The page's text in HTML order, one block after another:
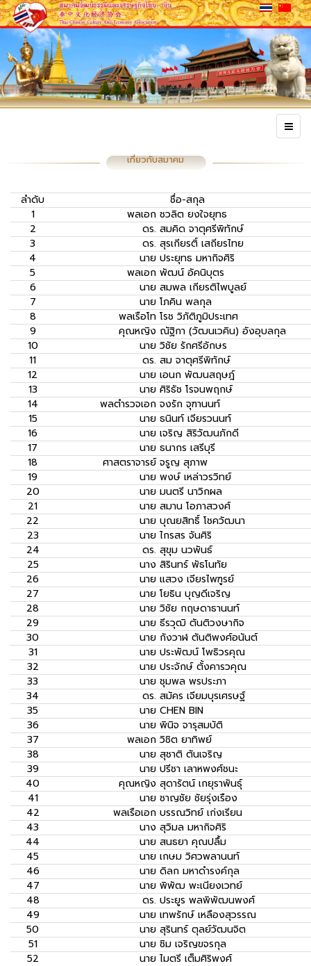
เกี่ยวกับสมาคม
ลำดับ
ชื่อ-สกุล
1
พลเอก ชวลิต ยงใจยุทธ
2
ดร. สมคิด จาตุศรีพิทักษ์
3
ดร. สุรเกียรติ์ เสถียรไทย
4
นาย ประยุทธ มหากิจศิริ
5
พลเอก พัฒน์ อัคนิบุตร
6
นาย สมพล เกียรติไพบูลย์
7
นาย โภคิน พลกุล
8
พลเรือโท โรช วิภัติภูมิประเทศ
9
คุณหญิง ณัฐิกา (วัฒนเวคิน) อังอุบลกุล
10
นาย วิชัย รักศรีอักษร
11
ดร. สม จาตุศรีพิทักษ์
12
นาย เอนก พัฒนสฤษฎ์
13
นาย ศิริธัช โรจนพฤกษ์
14
พลตำรวจเอก จงรัก จุฑานนท์
15
นาย ธนินท์ เจียรวนนท์
16
นาย เจริญ สิริวัฒนภักดี
17
นาย ธนากร เสรีบุรี
18
ศาสตราจารย์ จรูญ สุภาพ
19
นาย พงษ์ เหล่าวรวิทย์
20
นาย มนตรี นาวิกผล
21
นาย สมาน โอภาสวงศ์
22
นาย บุณยสิทธิ์ โชควัฒนา
23
นาย ไกรสร จันศิริ
24
ดร. สุขุม นวพันธ์
25
นาง สิรินทร์ พัธโนทัย
26
นาย แสวง เจียรไพฑูรย์
27
นาย โยธิน บุญดีเจริญ
28
นาย วิชัย กฤษดาธานนท์
29
นาย ธีรวุฒิ ตันติวงษากิจ
30
นาย กังวาฬ ตันติพงศ์อนันต์
31
นาย ประพัฒน์ โพธิวรคุณ
32
นาย ประจักษ์ ตั้งคารวคุณ
33
นาย ชุมพล พรประภา
34
ดร. สมัคร เจียมบุรเศรษฐ์
35
นาย CHEN BIN
36
นาย พินิจ จารุสมบัติ
37
พลเอก วิชิต ยาทิพย์
38
นาย สุชาติ ตันเจริญ
39
นาย ปรีชา เลาหพงศ์ชนะ
40
คุณหญิง สุดารัตน์ เกยุราพันธุ์
41
นาย ชาญชัย ชัยรุ่งเรือง
42
พลเรือเอก บรรณวิทย์ เก่งเรียน
43
นาง สุวิมล มหากิจศิริ
44
นาย สนธยา คุณปลื้ม
45
นาย เกษม วิศวพลานนท์
46
นาย ดิลก มหาดำรงค์กุล
47
นาย พิพัฒ พะเนียงเวทย์
48
ดร. ประยูร พลพิพัฒนพงศ์
49
นาย เทพรักษ์ เหลืองสุวรรณ
50
นาย สุรินทร์ ตุลย์วัฒนจิต
51
นาย ชิม เจริญขจรกุล
52
นาย ไมตรี เต็มศิริพงศ์